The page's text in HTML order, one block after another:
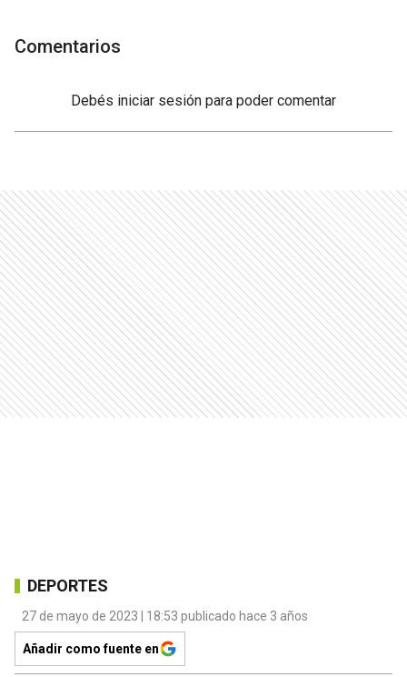
Comentarios
Debés iniciar sesión para poder comentar
DEPORTES
27 de mayo de 2023 | 18:53 publicado hace 3 años
Añadir como fuente en